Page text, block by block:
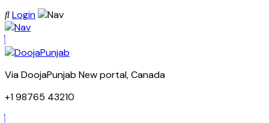
Login
Via DoojaPunjab New portal, Canada
+1 98765 43210